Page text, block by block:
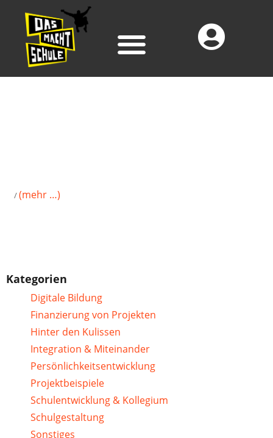
/(mehr …)
Kategorien
Digitale Bildung
Finanzierung von Projekten
Hinter den Kulissen
Integration & Miteinander
Persönlichkeitsentwicklung
Projektbeispiele
Schulentwicklung & Kollegium
Schulgestaltung
Sonstiges